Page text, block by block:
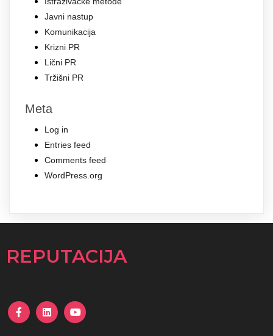
Javni nastup
Komunikacija
Krizni PR
Lični PR
Tržišni PR
Meta
Log in
Entries feed
Comments feed
WordPress.org
REPUTACIJA